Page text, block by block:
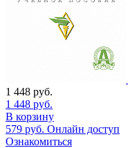
1 448 руб.
1 448 руб.
В корзину
579 руб. Онлайн доступ
Ознакомиться